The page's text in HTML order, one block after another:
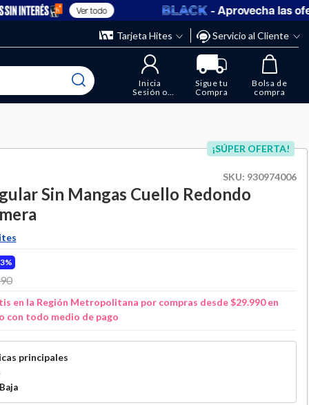
Ver todo - Aprovecha las ofertas
Servicio al Cliente
Tarjeta Hites
Inicia
Sesión o
Regístrate
Sigue tu
Compra
Bolsa de
compra
y elimina los que ya no necesitas.
¡SÚPER OFERTA!
SKU: 930974006
Sin Mangas Cuello Redondo
to
en la Región Metropolitana por compras desde $29.990 en
con todo medio de pago
principales
Baja